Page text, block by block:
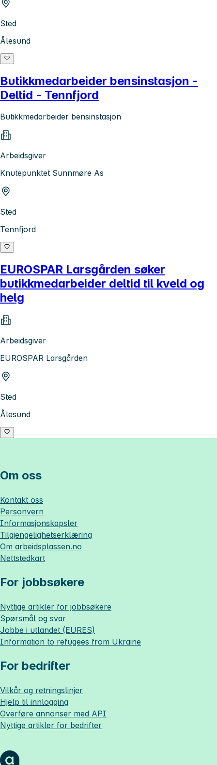
Sted
Ålesund
Butikkmedarbeider bensinstasjon -
Deltid - Tennfjord
Butikkmedarbeider bensinstasjon
Arbeidsgiver
Knutepunktet Sunnmøre As
Sted
Tennfjord
EUROSPAR Larsgården søker
butikkmedarbeider deltid til kveld og
helg
Arbeidsgiver
EUROSPAR Larsgården
Sted
Ålesund
Om oss
Kontakt oss
Personvern
Informasjonskapsler
Tilgjengelighetserklæring
Om arbeidsplassen.no
Nettstedkart
For jobbsøkere
Nyttige artikler for jobbsøkere
Spørsmål og svar
Jobbe i utlandet (EURES)
Information to refugees from Ukraine
For bedrifter
Vilkår og retningslinjer
Hjelp til innlogging
Overføre annonser med API
Nyttige artikler for bedrifter